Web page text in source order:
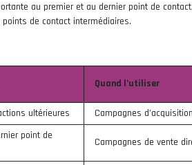
au premier et au dernier point de
de contact intermédiaires.
Quand l’utiliser
ultérieures Campagnes d’acquisition
point de
Campagnes de vente